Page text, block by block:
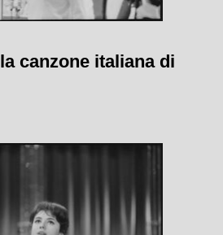
canzone italiana di